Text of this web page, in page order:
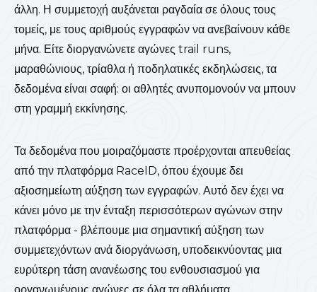
άλλη. Η συμμετοχή αυξάνεται ραγδαία σε όλους τους
τομείς, με τους αριθμούς εγγραφών να ανεβαίνουν κάθε
μήνα. Είτε διοργανώνετε αγώνες trail runs,
μαραθώνιους, τρίαθλα ή ποδηλατικές εκδηλώσεις, τα
δεδομένα είναι σαφή: οι αθλητές ανυπομονούν να μπουν
στη γραμμή εκκίνησης.
Τα δεδομένα που μοιραζόμαστε προέρχονται απευθείας
από την πλατφόρμα RaceID, όπου έχουμε δει
αξιοσημείωτη αύξηση των εγγραφών. Αυτό δεν έχει να
κάνει μόνο με την ένταξη περισσότερων αγώνων στην
πλατφόρμα - βλέπουμε μια σημαντική αύξηση των
συμμετεχόντων ανά διοργάνωση, υποδεικνύοντας μια
ευρύτερη τάση ανανέωσης του ενθουσιασμού για